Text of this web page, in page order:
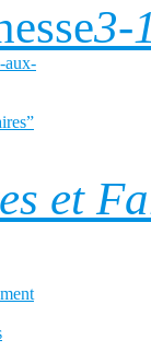
3-
aux-
et